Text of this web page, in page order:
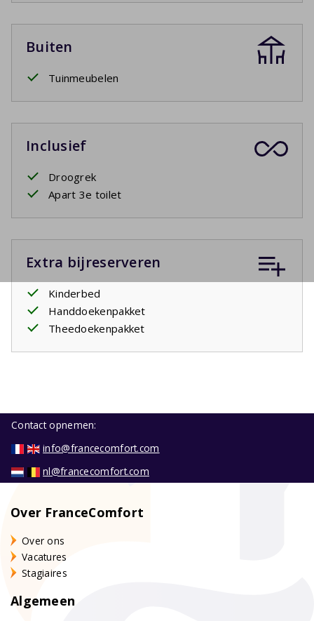
Buiten
Tuinmeubelen
Inclusief
Droogrek
Apart 3e toilet
Extra bijreserveren
Kinderbed
Handdoekenpakket
Theedoekenpakket
Contact opnemen:
info@francecomfort.com
nl@francecomfort.com
Over FranceComfort
Over ons
Vacatures
Stagiaires
Algemeen